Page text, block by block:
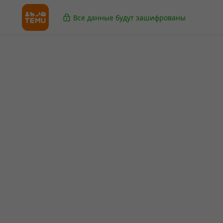
Все данные будут зашифрованы